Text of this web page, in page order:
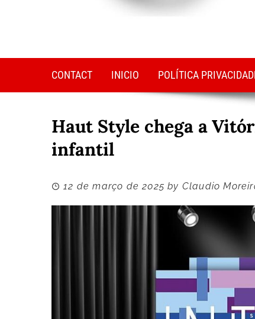
CONTACT INICIO POLÍTICA
Haut Style chega a
infantil
12 de março de 2025 by Claudio